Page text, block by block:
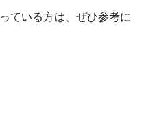
ている方は、ぜひ参考に